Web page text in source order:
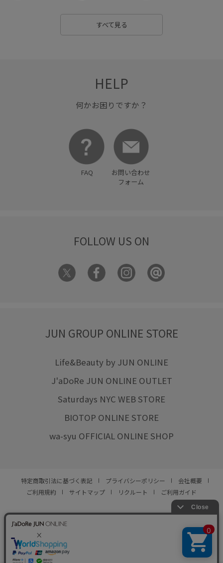
リネン リラックス感
レース ロングシーズン
着心地が良い 着映え 立体感
美easy 美easy_linen_ALL
自宅で洗える 華やか
すべて見る
HELP
何かお困りですか？
FAQ
お問い合わせ
フォーム
FOLLOW US ON
JUN GROUP ONLINE STORE
Life&Beauty by JUN ONLINE
J'aDoRe JUN ONLINE OUTLET
Saturdays NYC WEB STORE
BIOTOP ONLINE STORE
wa-syu OFFICIAL ONLINE SHOP
特定商取引法に基づく表記 プライバシーポリシー
会社概要
ご利用規約
サイトマップ リクルート ご利用ガイド
© JUN CO.,LTD. ALL RIGHTS RESERVED.